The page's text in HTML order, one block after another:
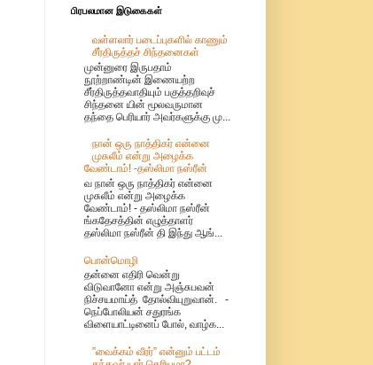
பிரபலமான இடுகைகள்
வள்ளலார் படைப்புகளில் காணும்
சீர்திருத்தச் சிந்தனைகள்
முன்னுரை இருபதாம்
நூற்றாண்டின் இணையற்ற
சீர்திருத்தவாதியும் பகுத்தறிவுச்
சிந்தனை யின் மூலவருமான
தந்தை பெரியார் அவர்களுக்கு மு...
நான் ஒரு நாத்திகர் என்னை
முசுலீம் என்று அழைக்க
வேண்டாம்! -தஸ்லிமா நஸ்ரீன்
வ நான் ஒரு நாத்திகர் என்னை
முசுலீம் என்று அழைக்க
வேண்டாம்! - தஸ்லிமா நஸ்ரீன்
ங்கதேசத்தின் எழுத்தாளர்
தஸ்லிமா நஸ்ரீன் தி இந்து ஆங்...
பொன்மொழி
தன்னை எதிரி வென்று
விடுவானோ என்று அஞ்சுபவன்
நிச்சயமாய்த் தோல்வியுறுவான். -
நெப்போலியன் சதுரங்க
விளையாட்டினைப் போல், வாழ்க...
”வைக்கம் வீரர்” என்னும் பட்டம்